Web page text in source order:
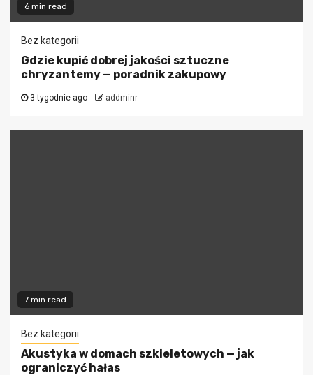
6 min read
Bez kategorii
Gdzie kupić dobrej jakości sztuczne
chryzantemy — poradnik zakupowy
3 tygodnie ago addminr
7 min read
Bez kategorii
Akustyka w domach szkieletowych — jak
ograniczyć hałas